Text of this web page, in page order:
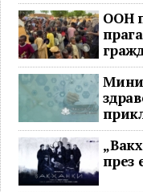
ООН
през